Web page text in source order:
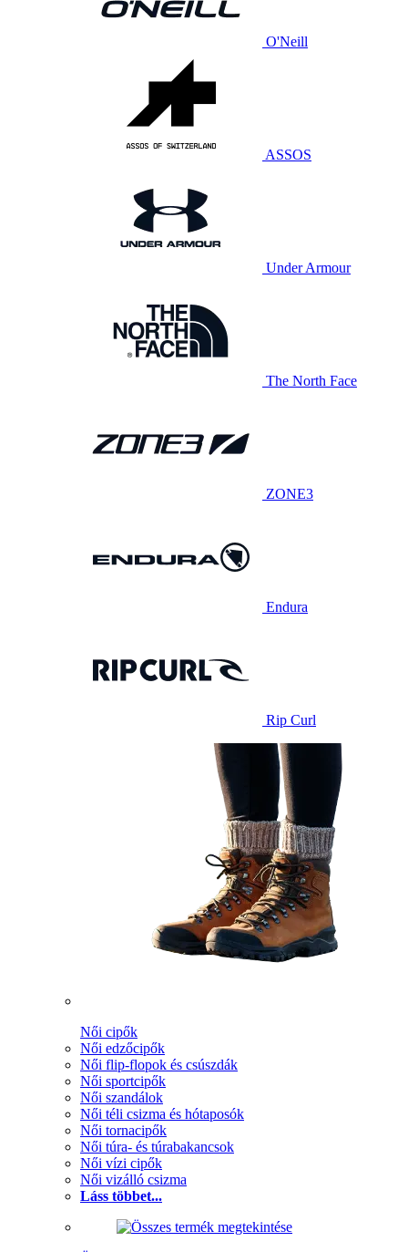
O'Neill
ASSOS
Under Armour
The North Face
ZONE3
Endura
Rip Curl
Női cipők
Női edzőcipők
Női flip-flopok és csúszdák
Női sportcipők
Női szandálok
Női téli csizma és hótaposók
Női tornacipők
Női túra- és túrabakancsok
Női vízi cipők
Női vizálló csizma
Láss többet...